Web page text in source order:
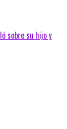
sobre su hijo y